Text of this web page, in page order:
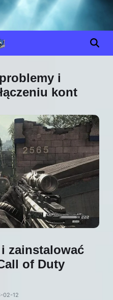
i
kont
zainstalować
of Duty
02-12